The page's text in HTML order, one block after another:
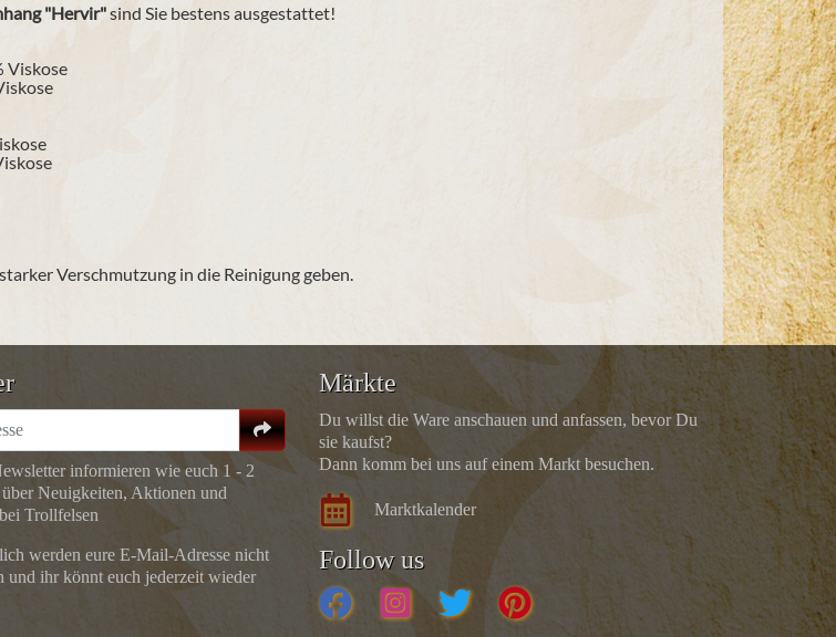
"Hervir"sind Sie bestens ausgestattet!
Viskose
Verschmutzung in die Reinigung geben.
informieren wie euch 1 - 2
Neuigkeiten, Aktionen und
Trollfelsen
werden eure E-Mail-Adresse nicht
und ihr könnt euch jederzeit wieder
Märkte
Du willst die Ware anschauen und anfassen, bevor Du
sie kaufst?
Dann komm bei uns auf einem Markt besuchen.
Marktkalender
Follow us